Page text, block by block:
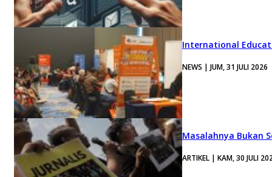
International
NEWS | JUM, 31 JULI 2026
Masalahnya Bukan
ARTIKEL | KAM, 30 JULI